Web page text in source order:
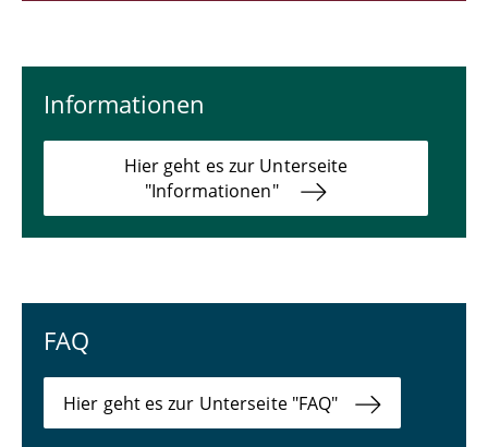
Informationen
Hier geht es zur Unterseite
"Informationen"
FAQ
Hier geht es zur Unterseite "FAQ"